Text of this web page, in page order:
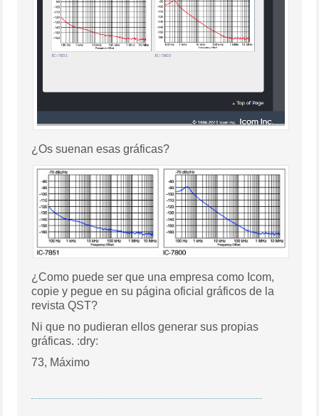
¿Os suenan esas gráficas?
¿Como puede ser que una empresa como Icom,
copie y pegue en su página oficial gráficos de la
revista QST?
Ni que no pudieran ellos generar sus propias
gráficas. :dry:
73, Máximo